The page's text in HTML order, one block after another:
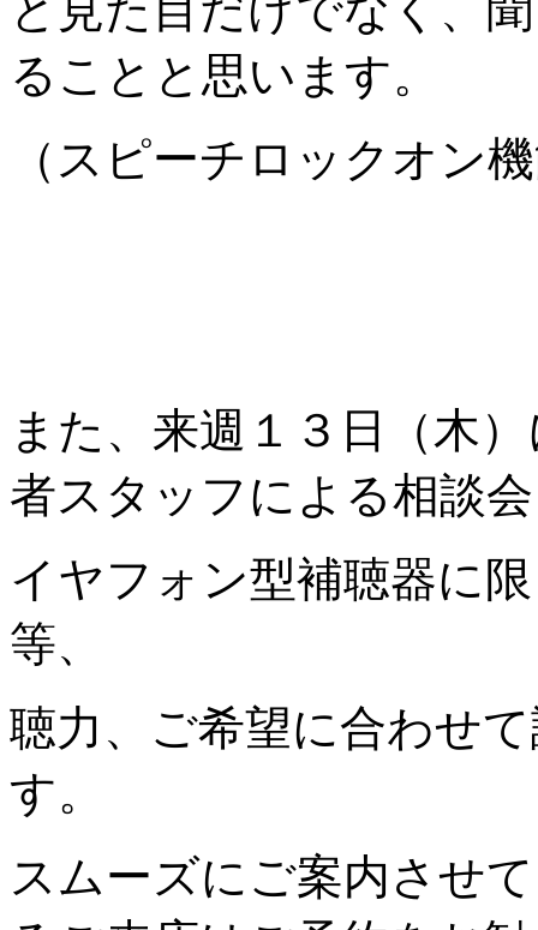
ることと思います。
（スピーチロックオン
また、来週１３日（木
者スタッフによる相談
イヤフォン型補聴器に
等、
聴力、ご希望に合わせ
す。
スムーズにご案内させ